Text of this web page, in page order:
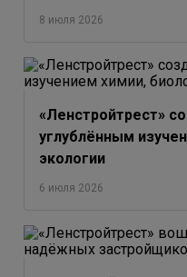
8 июля 2026
«Ленстройтрест»
углублённым
экологии
6 июля 2026